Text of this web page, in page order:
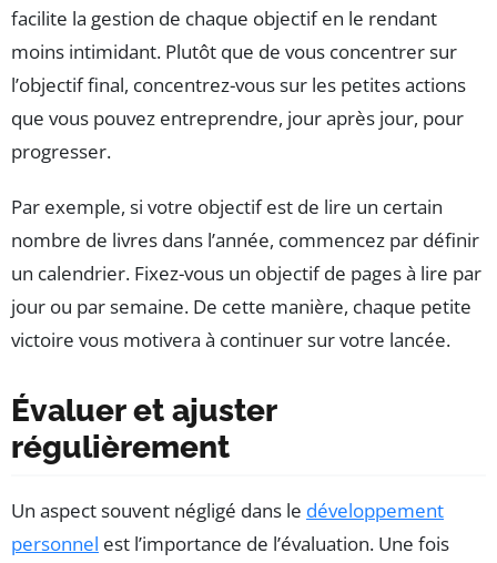
facilite la gestion de chaque objectif en le rendant
moins intimidant. Plutôt que de vous concentrer sur
l’objectif final, concentrez-vous sur les petites actions
que vous pouvez entreprendre, jour après jour, pour
progresser.
Par exemple, si votre objectif est de lire un certain
nombre de livres dans l’année, commencez par définir
un calendrier. Fixez-vous un objectif de pages à lire par
jour ou par semaine. De cette manière, chaque petite
victoire vous motivera à continuer sur votre lancée.
Évaluer et ajuster
régulièrement
Un aspect souvent négligé dans le développement
personnel est l’importance de l’évaluation. Une fois